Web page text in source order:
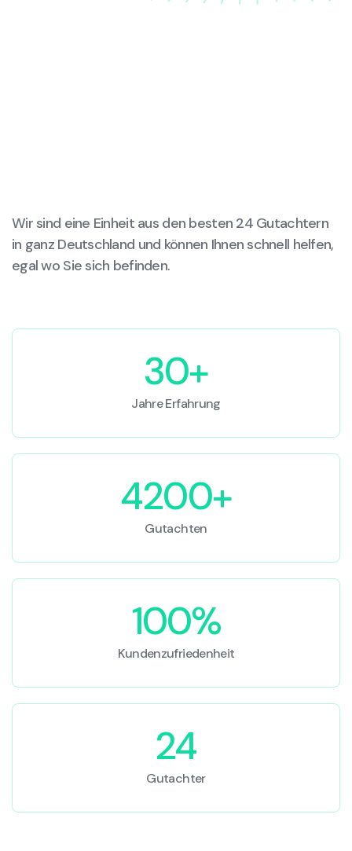
Wir sind eine Einheit aus den besten 24 Gutachtern
in ganz Deutschland und können Ihnen schnell helfen,
egal wo Sie sich befinden.
30+
Jahre Erfahrung
4200+
Gutachten
100%
Kundenzufriedenheit
24
Gutachter